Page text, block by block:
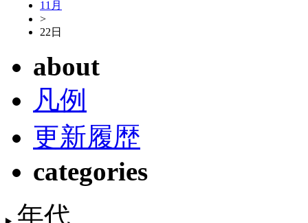
11月
>
22日
about
凡例
更新履歴
categories
年代